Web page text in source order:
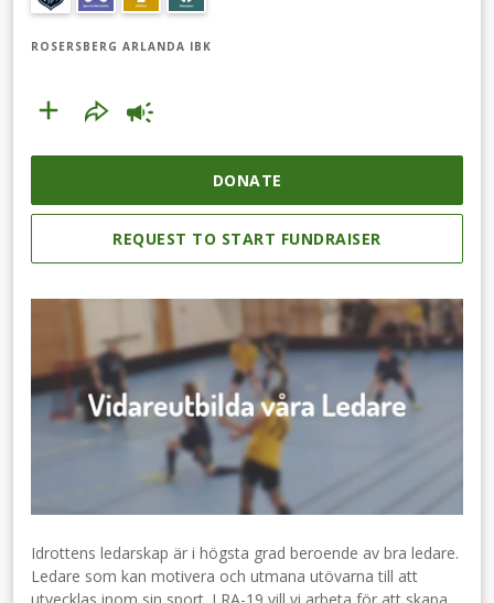
ROSERSBERG ARLANDA IBK
DONATE
REQUEST TO START FUNDRAISER
Idrottens ledarskap är i högsta grad beroende av bra ledare.
Ledare som kan motivera och utmana utövarna till att
utvecklas inom sin sport. I RA-19 vill vi arbeta för att skapa